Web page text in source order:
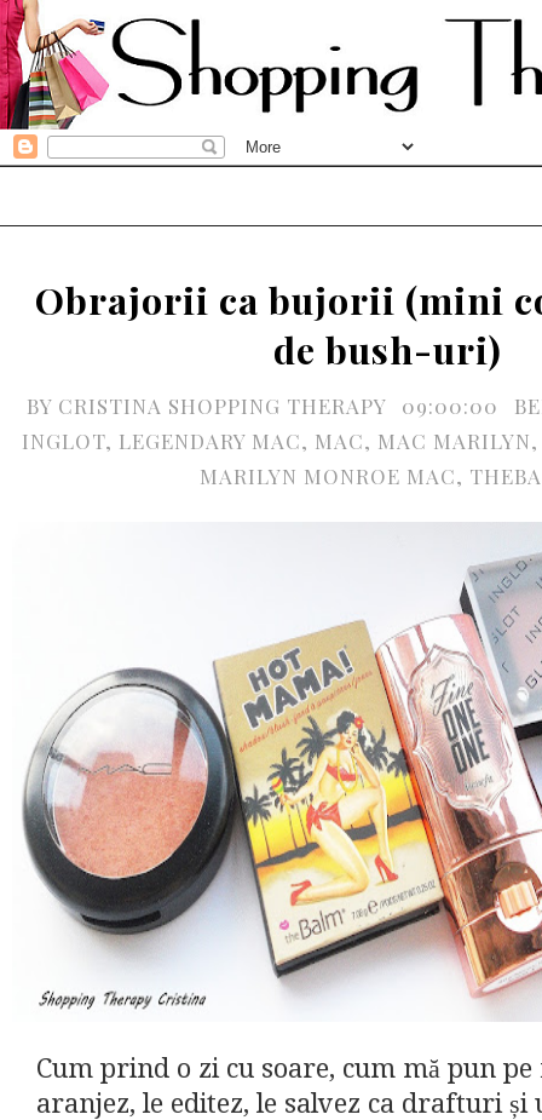
Obrajorii ca bujorii (mini
de bush-uri)
BY CRISTINA SHOPPING THERAPY 09:00:00
INGLOT, LEGENDARY MAC, MAC, MAC MARILYN
MARILYN MONROE MAC,
Cum prind o zi cu soare, cum mă pun pe
aranjez, le editez, le salvez ca drafturi și